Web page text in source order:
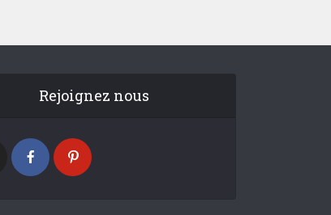
Rejoignez nous